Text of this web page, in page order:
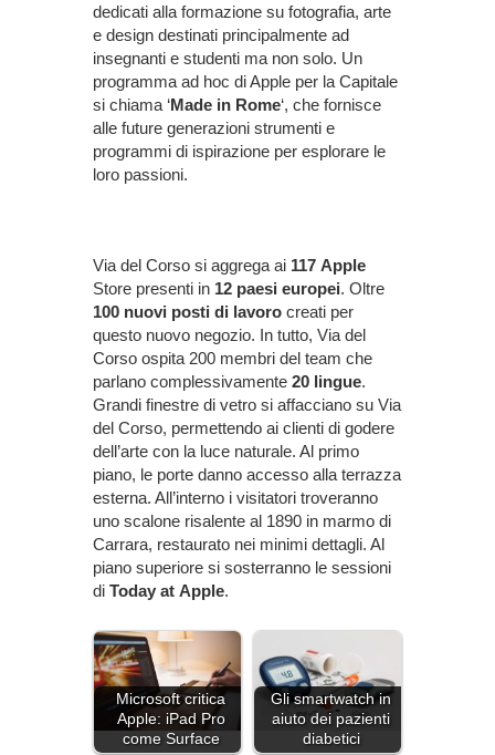
dedicati alla formazione su fotografia, arte
e design destinati principalmente ad
insegnanti e studenti ma non solo. Un
programma ad hoc di Apple per la Capitale
si chiama ‘Made in Rome‘, che fornisce
alle future generazioni strumenti e
programmi di ispirazione per esplorare le
loro passioni.
Via del Corso si aggrega ai 117 Apple
Store presenti in 12 paesi europei. Oltre
100 nuovi posti di lavoro creati per
questo nuovo negozio. In tutto, Via del
Corso ospita 200 membri del team che
parlano complessivamente 20 lingue.
Grandi finestre di vetro si affacciano su Via
del Corso, permettendo ai clienti di godere
dell’arte con la luce naturale. Al primo
piano, le porte danno accesso alla terrazza
esterna. All’interno i visitatori troveranno
uno scalone risalente al 1890 in marmo di
Carrara, restaurato nei minimi dettagli. Al
piano superiore si sosterranno le sessioni
di Today at Apple.
Microsoft critica
Apple: iPad Pro
come Surface
Gli smartwatch in
aiuto dei pazienti
diabetici